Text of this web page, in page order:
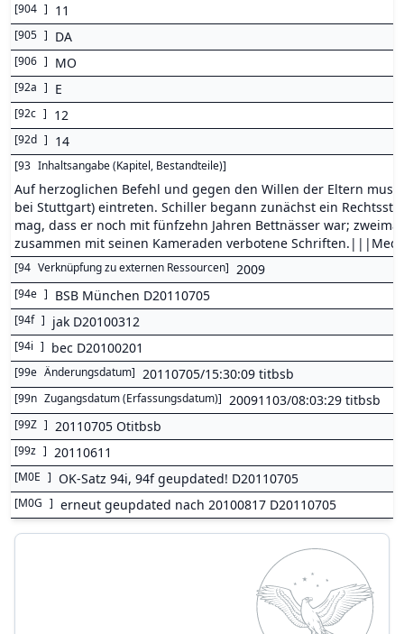
[904 ] 11
[905 ] DA
[906 ] MO
[92a ] E
[92c ] 12
[92d ] 14
[93 Inhaltsangabe (Kapitel, Bestandteile)]
Auf herzoglichen Befehl und gegen den Willen der Eltern
bei Stuttgart) eintreten. Schiller begann zunächst ein
mag, dass er noch mit fünfzehn Jahren Bettnässer war;
zusammen mit seinen Kameraden verbotene
[94 Verknüpfung zu externen Ressourcen] 2009
[94e ] BSB München D20110705
[94f ] jak D20100312
[94i ] bec D20100201
[99e Änderungsdatum] 20110705/15:30:09 titbsb
[99n Zugangsdatum (Erfassungsdatum)] 20091103/08:03:29 titbsb
[99Z ] 20110705 Otitbsb
[99z ] 20110611
[M0E ] OK-Satz 94i, 94f geupdated! D20110705
[M0G ] erneut geupdated nach 20100817 D20110705